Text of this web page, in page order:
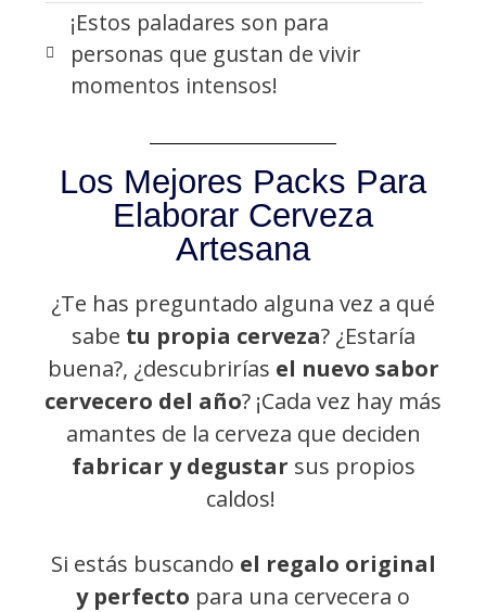
¡Estos paladares son para
personas que gustan de vivir
momentos intensos!
Los Mejores Packs Para
Elaborar Cerveza
Artesana
¿Te has preguntado alguna vez a qué
sabe tu propia cerveza? ¿Estaría
buena?, ¿descubrirías el nuevo sabor
cervecero del año? ¡Cada vez hay más
amantes de la cerveza que deciden
fabricar y degustar sus propios
caldos!
Si estás buscando el regalo original
y perfecto para una cervecera o